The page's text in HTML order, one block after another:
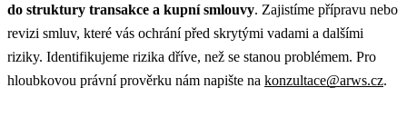
do struktury transakce a kupní smlouvy. Zajistíme přípravu nebo
revizi smluv, které vás ochrání před skrytými vadami a dalšími
riziky. Identifikujeme rizika dříve, než se stanou problémem. Pro
hloubkovou právní prověrku nám napište na konzultace@arws.cz.